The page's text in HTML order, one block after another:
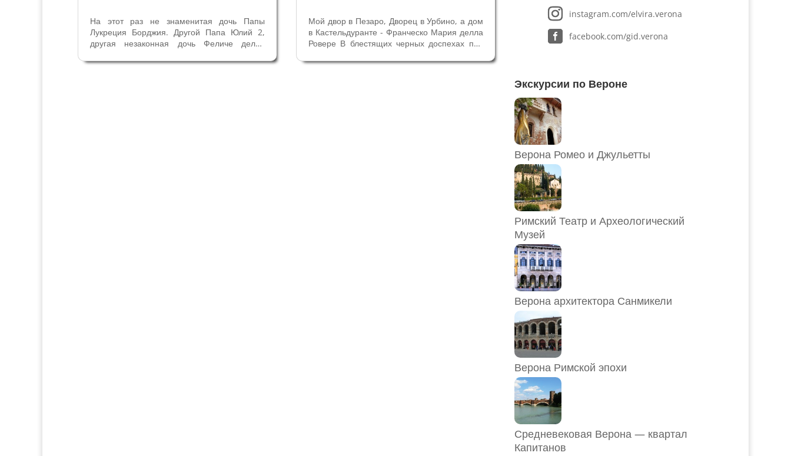
На этот раз не знаменитая дочь Папы
Лукреция Борджия. Другой Папа Юлий 2,
другая незаконная дочь Феличе делла
каждый Папа Римский еще будучи
Мой двор в Пезаро, Дворец в Урбино, а дом
в Кастельдуранте - Франческо Мария делла
Ровере В блестящих черных доспехах под
смотрит на зрителя, с гордостью
instagram.com/elvira.verona
facebook.com/gid.verona
Экскурсии по Вероне
Верона Ромео и Джульетты
Римский Театр и Археологический
Музей
Верона архитектора Санмикели
Верона Римской эпохи
Средневековая Верона — квартал
Капитанов